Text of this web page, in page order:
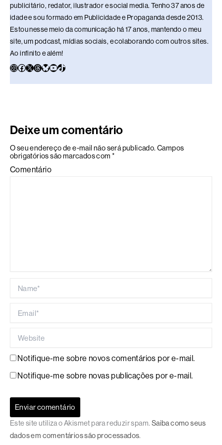
publicitário, redator, ilustrador e social media. Tenho 37 anos de
idade e sou formado em Publicidade e Propaganda desde 2013.
Estou nesse meio da comunicação há 17 anos, mantendo o meu
site, um podcast, mídias sociais, e colaborando com outros sites.
Ao infinito e além!
Deixe um comentário
O seu endereço de e-mail não será publicado. Campos
obrigatórios são marcados com *
Comentário
Notifique-me sobre novos comentários por e-mail.
Notifique-me sobre novas publicações por e-mail.
Este site utiliza o Akismet para reduzir spam. Saiba como seus
dados em comentários são processados.